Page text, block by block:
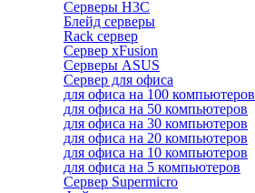
Серверы H3C
Блейд серверы
Rack сервер
Сервер xFusion
Серверы ASUS
Сервер для офиса
для офиса на 100 компьютеров
для офиса на 50 компьютеров
для офиса на 30 компьютеров
для офиса на 20 компьютеров
для офиса на 10 компьютеров
для офиса на 5 компьютеров
Сервер Supermicro